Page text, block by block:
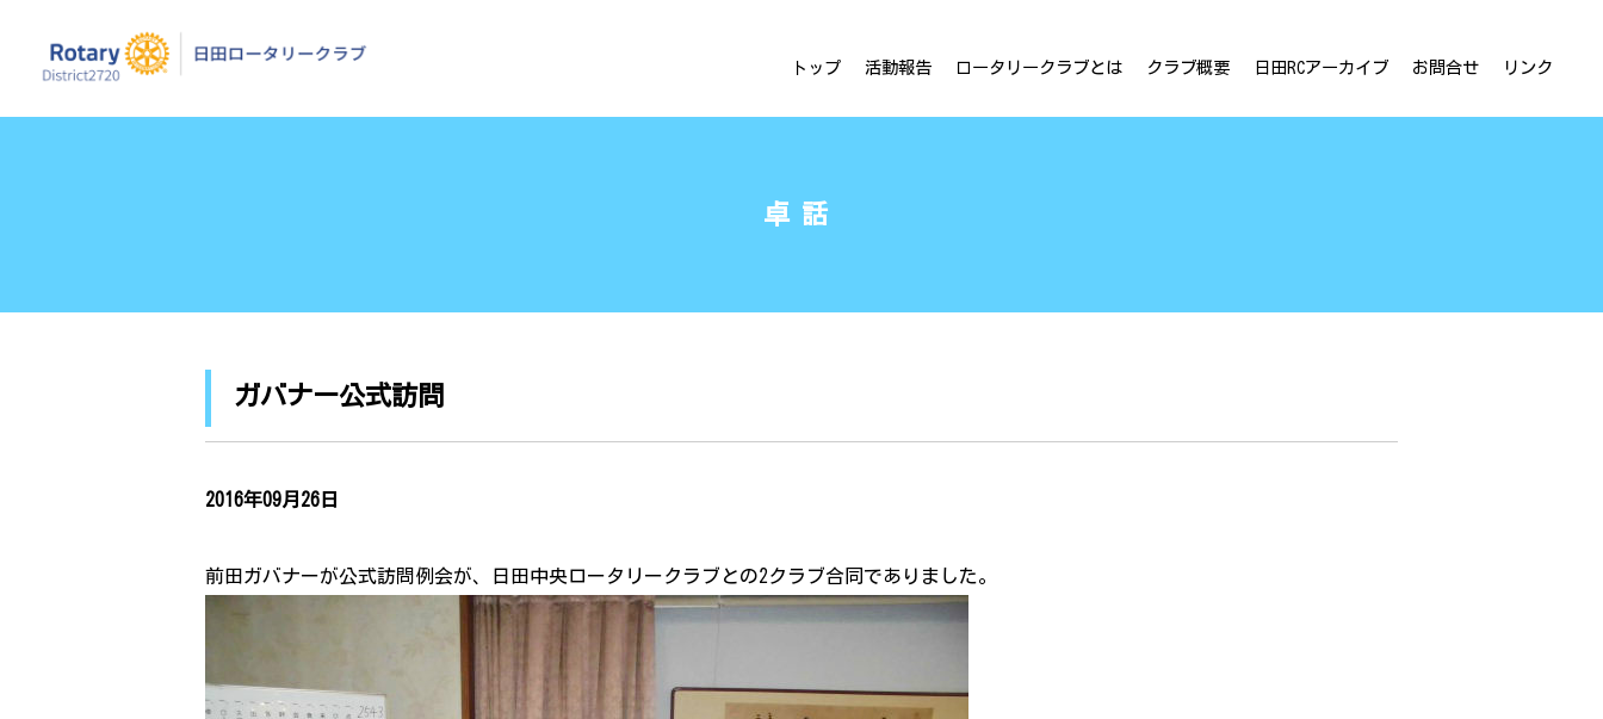
トップ 活動報告 ロータリークラブとは クラブ概要 日田RCアーカイブ お問合せ リンク
卓話
ガバナー公式訪問
2016年09月26日
前田ガバナーが公式訪問例会が、日田中央ロータリークラブとの2クラブ合同でありました。